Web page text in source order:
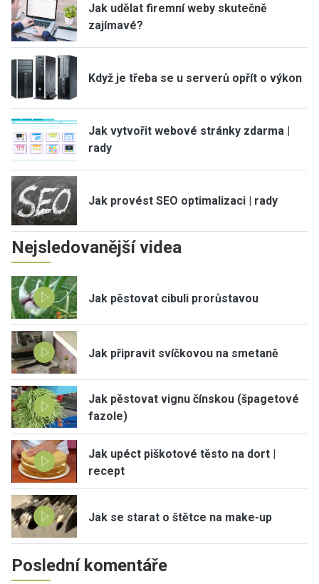
Jak udělat firemní weby skutečně
zajímavé?
Když je třeba se u serverů opřít o výkon
Jak vytvořit webové stránky zdarma |
rady
Jak provést SEO optimalizaci | rady
Nejsledovanější videa
Jak pěstovat cibuli prorůstavou
Jak připravit svíčkovou na smetaně
Jak pěstovat vignu čínskou (špagetové
fazole)
Jak upéct piškotové těsto na dort |
recept
Jak se starat o štětce na make-up
Poslední komentáře